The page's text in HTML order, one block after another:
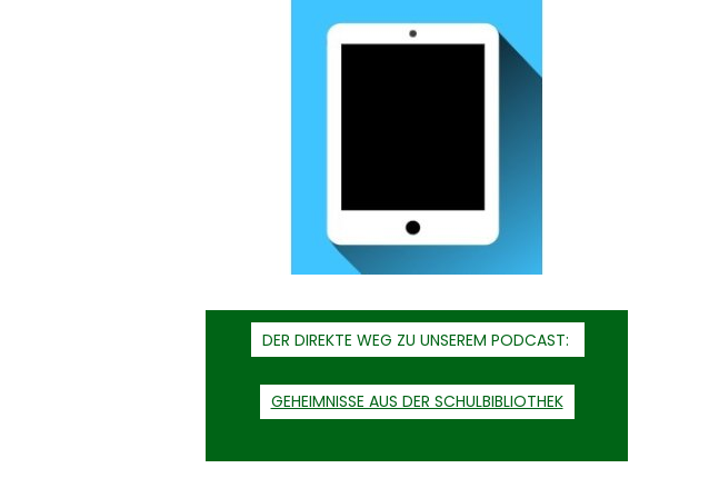
DER DIREKTE WEG ZU UNSEREM PODCAST:
GEHEIMNISSE AUS DER SCHULBIBLIOTHEK